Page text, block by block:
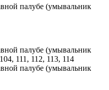
палубе (умывальник
палубе (умывальник
111, 112, 113, 114
палубе (умывальник